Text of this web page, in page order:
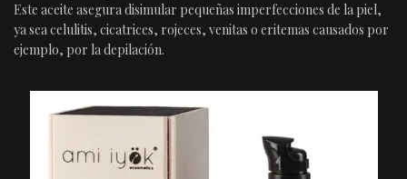
Este aceite asegura disimular pequeñas imperfecciones de la piel,
ya sea celulitis, cicatrices, rojeces, venitas o eritemas causados por
ejemplo, por la depilación.